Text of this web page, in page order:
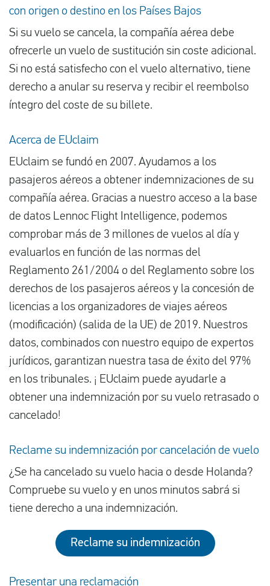
con origen o destino en los Países Bajos
Si su vuelo se cancela, la compañía aérea debe
ofrecerle un vuelo de sustitución sin coste adicional.
Si no está satisfecho con el vuelo alternativo, tiene
derecho a anular su reserva y recibir el reembolso
íntegro del coste de su billete.
Acerca de EUclaim
EUclaim se fundó en 2007. Ayudamos a los
pasajeros aéreos a obtener indemnizaciones de su
compañía aérea. Gracias a nuestro acceso a la base
de datos Lennoc Flight Intelligence, podemos
comprobar más de 3 millones de vuelos al día y
evaluarlos en función de las normas del
Reglamento 261/2004 o del Reglamento sobre los
derechos de los pasajeros aéreos y la concesión de
licencias a los organizadores de viajes aéreos
(modificación) (salida de la UE) de 2019. Nuestros
datos, combinados con nuestro equipo de expertos
jurídicos, garantizan nuestra tasa de éxito del 97%
en los tribunales. ¡ EUclaim puede ayudarle a
obtener una indemnización por su vuelo retrasado o
cancelado!
Reclame su indemnización por cancelación de vuelo
¿Se ha cancelado su vuelo hacia o desde Holanda?
Compruebe su vuelo y en unos minutos sabrá si
tiene derecho a una indemnización.
Reclame su indemnización
Presentar una reclamación